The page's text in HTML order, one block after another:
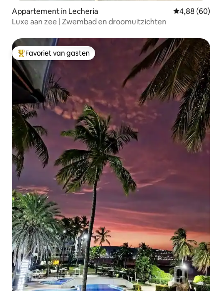
Appartement in Lecheria Gemiddelde
4,88 (60)
Luxe aan zee | Zwembad en droomuitzichten
Topfavoriet van gasten
Favoriet van gasten